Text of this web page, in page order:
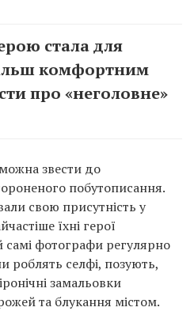
стала для
комфортним
про «неголовне»
звести до
побутописання.
свою присутність у
їхні герої
самі фотографи регулярно
роблять селфі, позують,
замальовки
та блукання містом.